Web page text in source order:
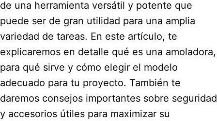
de una herramienta versátil y potente que
puede ser de gran utilidad para una amplia
variedad de tareas. En este artículo, te
explicaremos en detalle qué es una amoladora,
para qué sirve y cómo elegir el modelo
adecuado para tu proyecto. También te
daremos consejos importantes sobre seguridad
y accesorios útiles para maximizar su